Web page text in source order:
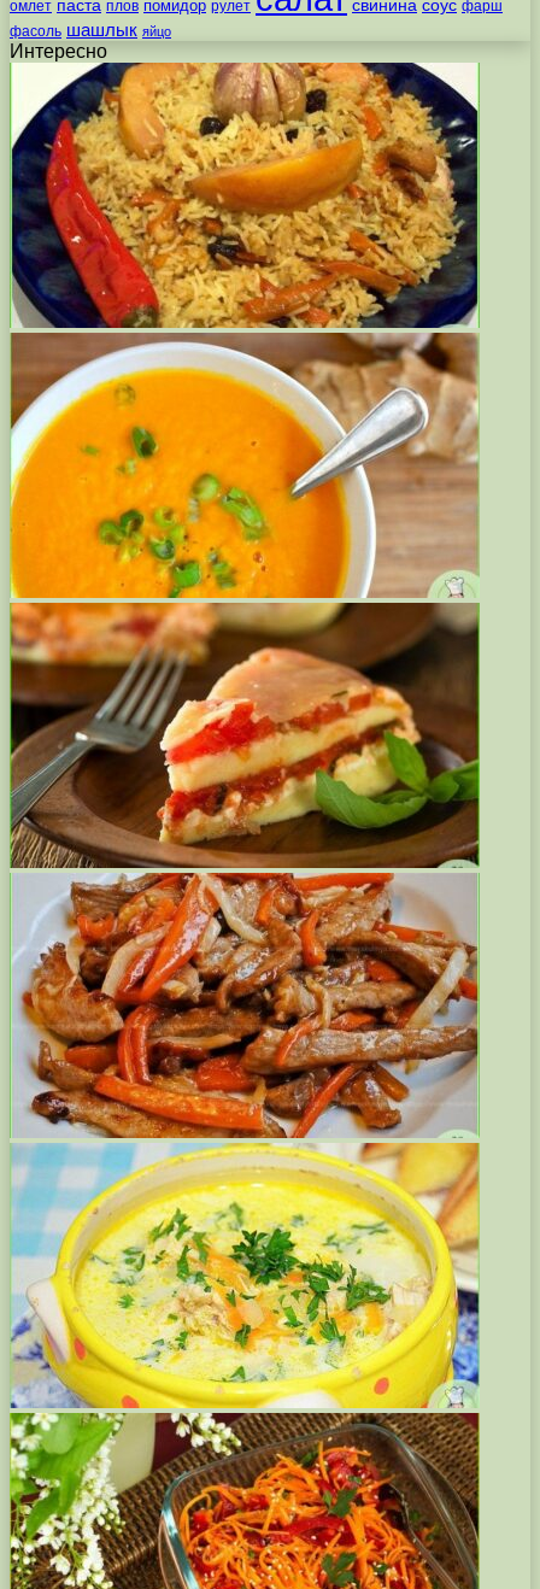
омлет паста плов помидор рулет свинина соус фарш
фасоль шашлык яйцо
Интересно